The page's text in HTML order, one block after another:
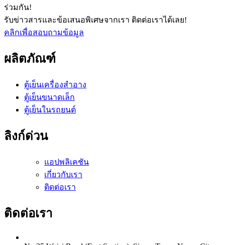
ร่วมกัน!
รับข่าวสารและข้อเสนอพิเศษจากเรา ติดต่อเราได้เลย!
คลิกเพื่อสอบถามข้อมูล
ผลิตภัณฑ์
ตู้เย็นเครื่องสำอาง
ตู้เย็นขนาดเล็ก
ตู้เย็นในรถยนต์
ลิงก์ด่วน
แอปพลิเคชัน
เกี่ยวกับเรา
ติดต่อเรา
ติดต่อเรา